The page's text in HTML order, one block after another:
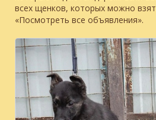
всех щенков, которых можно
«Посмотреть все объявления».